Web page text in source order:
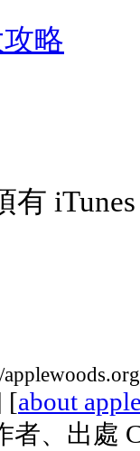
略
有
[about
者、出處